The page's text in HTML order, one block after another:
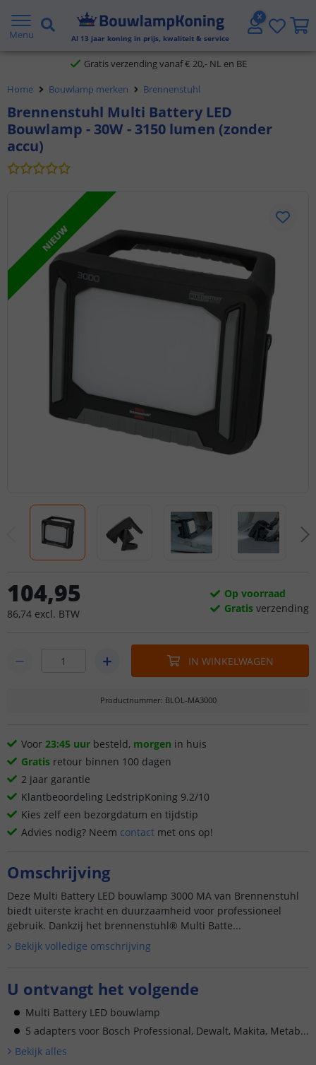
Menu Al 13 jaar koning in prijs, kwaliteit & service
2 jaar garantie
Gratis verzending vanaf € 20,- NL en BE
Klantbeoordeling 9.1
Voor 23:45 uur besteld,morgen in huis
Home Bouwlamp merken Brennenstuhl
Brennenstuhl Multi Battery LED
Bouwlamp - 30W - 3150 lumen (zonder
accu)
NIEUW
104,95
86,74 excl. BTW
Op voorraad
Gratis verzending
IN WINKELWAGEN
Productnummer: BLOL-MA3000
Voor 23:45 uur besteld, morgen in huis
Gratis retour binnen 100 dagen
2 jaar garantie
Klantbeoordeling LedstripKoning 9.2/10
Kies zelf een bezorgdatum en tijdstip
Advies nodig? Neem contact met ons op!
Omschrijving
Deze Multi Battery LED bouwlamp 3000 MA van Brennenstuhl
biedt uiterste kracht en duurzaamheid voor professioneel
gebruik. Dankzij het brennenstuhl® Multi Batte...
Bekijk volledige omschrijving
U ontvangt het volgende
Multi Battery LED bouwlamp
5 adapters voor Bosch Professional, Dewalt, Makita, Metab...
Bekijk alles